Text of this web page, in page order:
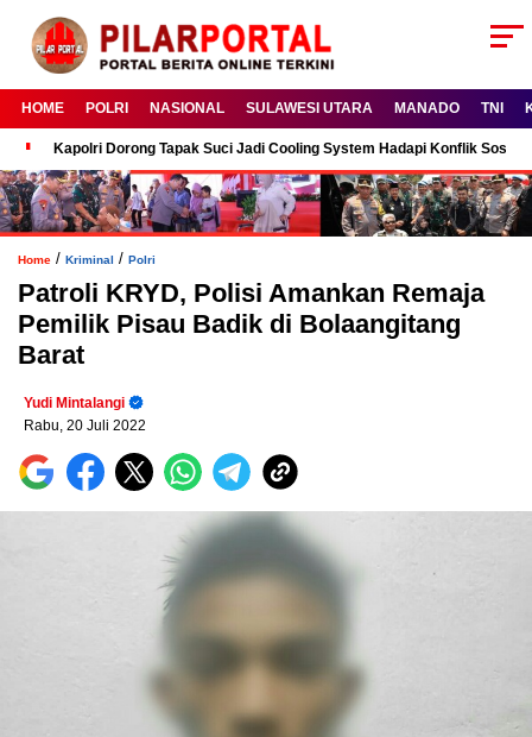
HOME POLRI NASIONAL SULAWESI UTARA MANADO TNI
Kapolri Dorong Tapak Suci Jadi Cooling System Hadapi Konflik Sosial
Home / Kriminal / Polri
Patroli KRYD, Polisi Amankan Remaja
Pemilik Pisau Badik di Bolaangitang
Barat
Yudi Mintalangi
Rabu, 20 Juli 2022